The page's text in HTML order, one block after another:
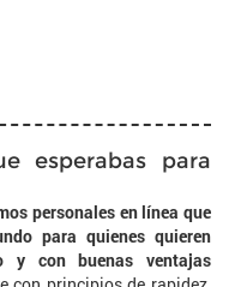
esperabas para
personales en línea que
para quienes quieren
y con buenas ventajas